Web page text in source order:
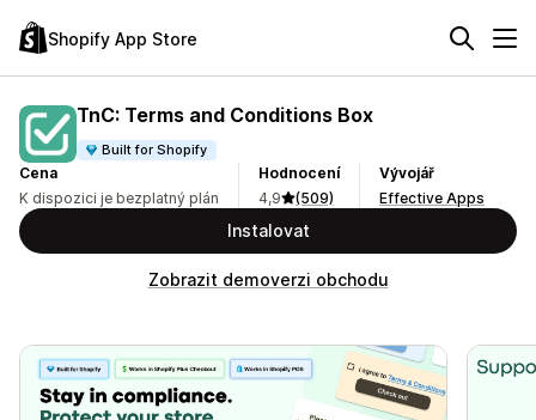
Shopify App Store
TnC: Terms and Conditions Box
Built for Shopify
Cena
K dispozici je bezplatný plán
Hodnocení
4,9
(509)
Vývojář
Effective Apps
Instalovat
Zobrazit demoverzi obchodu